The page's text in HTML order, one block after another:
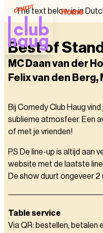
Home
The text below is in
Best of
MC Daan van der
Felix van den
Bij Comedy Club Haug
sublieme atmosfeer. Een
of met je vrienden!
PS De line-up is altijd aan
website met de laatste
De show duurt ongeveer 2
Table service
Via QR: bestellen, betalen